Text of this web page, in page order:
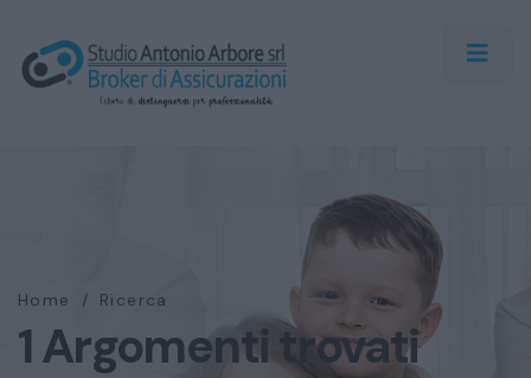
Home / Ricerca
1 Argomenti trovati